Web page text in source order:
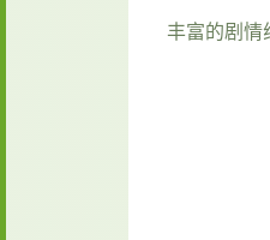
丰富的剧情